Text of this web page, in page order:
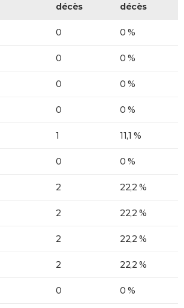
décès
décès
0 0 %
0 0 %
0 0 %
0 0 %
1 11,1 %
0 0 %
2 22,2 %
2 22,2 %
2 22,2 %
2 22,2 %
0 0 %